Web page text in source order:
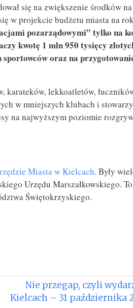
się na zwiększenie środków
w projekcie budżetu miasta na
pozarządowymi” tylko na
kwotę 1 mln 950 tysięcy
oraz na
karateków, lekkoatletów,
w mniejszych klubach i
na najwyższym poziomie
Miasta w Kielcach. Były
Urzędu Marszałkowskiego. To
Świętokrzyskiego.
Nie przegap, czyli
Kielcach – 31 października